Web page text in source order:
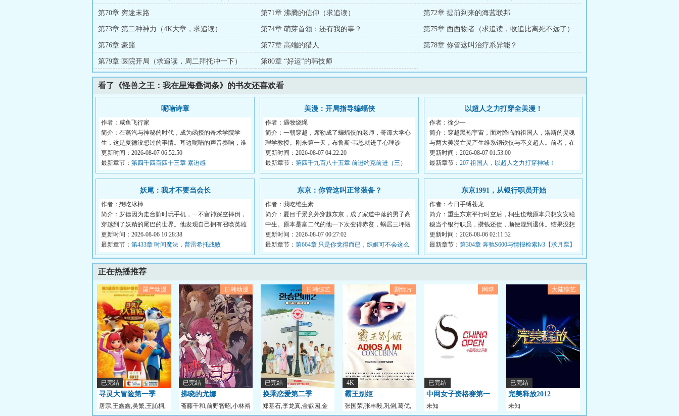
第70章 穷途末路 第71章 沸腾的信仰（求追读） 第72章 提前到来的海蓝联邦
第73章 第二种神力（4K大章，求追读） 第74章 萌芽首领：还有我的事？ 第75章 西西物者（求追读，收追比离死不远了）
第76章 豪赌 第77章 高端的猎人 第78章 你管这叫治疗系异能？
第79章 医院开局（求追读，周二拜托冲一下） 第80章 “好运”的韩技师
看了《怪兽之王：我在星海叠词条》的书友还喜欢看
呢喃诗章
作者：咸鱼飞行家
简介：在蒸汽与神秘的时代，成为函授的奇术学院学
生，这是夏德没想过的事情。耳边呢喃的声音奏响，谁
人在...
更新时间：2026-08-07 06:52:50
最新章节： 第四千四百四十三章 紧迫感
美漫：开局指导蝙蝠侠
作者：遇牧烧绳
简介：一朝穿越，席勒成了蝙蝠侠的老师，哥谭大学心
理学教授。刚来第一天，布鲁斯·韦恩就进了心理诊
室。...
更新时间：2026-08-07 04:22:20
最新章节： 第四千九百八十五章 前进约克前进（三）
以超人之力打穿全美漫！
作者：徐少一
简介：穿越黑袍宇宙，面对降临的祖国人，洛斯的灵魂
与两大美漫亡灵产生维系钢铁侠与不义超人。前者，在
复...
更新时间：2026-08-07 01:53:00
最新章节： 207 祖国人，以超人之力打穿神域！
妖尾：我才不要当会长
作者：想吃冰棒
简介：罗德因为走台阶时玩手机，一不留神踩空摔倒，
穿越到了妖精的尾巴的世界。他发现自己拥有召唤英雄
联...
更新时间：2026-08-06 10:28:38
最新章节： 第433章 时间魔法，普雷希托战败
东京：你管这叫正常装备？
作者：我吃维生素
简介：夏目千景意外穿越东京，成了家道中落的男子高
中生。原本是富二代的他一下次变得赤贫，蜗居三坪陋
室...
更新时间：2026-08-07 00:27:02
最新章节： 第664章 只是你觉得而已，织姬可不会这么
想！
东京1991，从银行职员开始
作者：今日手缚苍龙
简介：重生东京平行时空后，桐生也哉原本只想安安稳
稳当个银行职员，攒钱还债，顺便混到退休。结果没想
到...
更新时间：2026-08-06 02:11:32
最新章节： 第304章 奔驰S600与情报检索lv3【求月票】
正在热播推荐
国产动漫
已完结
寻灵大冒险第一季
唐宗,王鑫鑫,吴繁,王訫桐,
日韩动漫
已完结
拂晓的尤娜
斋藤千和,前野智昭,小林裕
日韩综艺
已完结
换乘恋爱第二季
郑基石,李龙真,金叡园,金
剧情片
4K
霸王别姬
张国荣,张丰毅,巩俐,葛优,
网球
已完结
中网女子资格赛第一
轮 任钰菲0-2卡莱
未知
大陆综艺
已完结
完美释放2012
未知